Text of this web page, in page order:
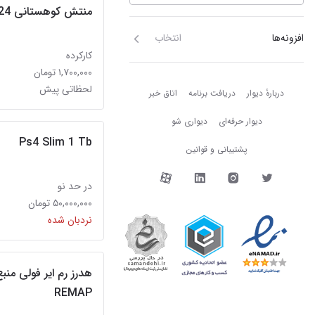
افزونه‌ها انتخاب
دربارهٔ دیوار دربارهٔ دیوار دریافت برنامه اتاق خبر
دیوار حرفه‌ای دیواری شو
پشتیبانی و قوانین
دیوار در شبکه‌های
منتش کوهستانی 24سردرود
کارکرده
۱,۷۰۰,۰۰۰ تومان
لحظاتی پیش
Ps4 Slim 1 Tb
در حد نو
۵۰,۰۰۰,۰۰۰ تومان
نردبان شده
هدرز رم ایر فولی
REMAP